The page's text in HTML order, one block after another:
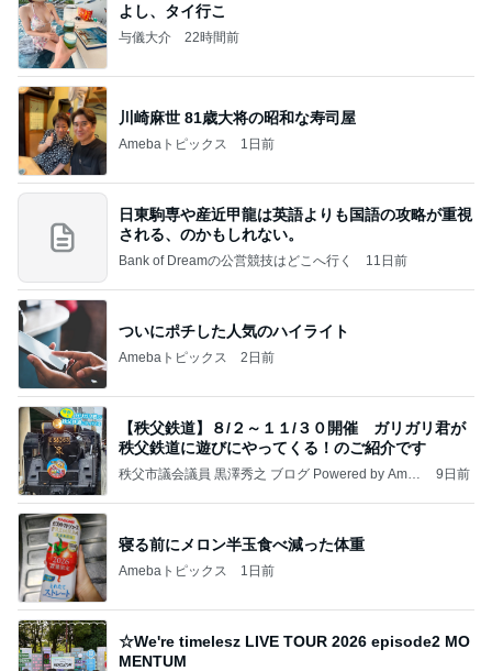
よし、タイ行こ
与儀大介 22時間前
川崎麻世 81歳大将の昭和な寿司屋
Amebaトピックス 1日前
日東駒専や産近甲龍は英語よりも国語の攻略が重視
される、のかもしれない。
Bank of Dreamの公営競技はどこへ行く 11日前
ついにポチした人気のハイライト
Amebaトピックス 2日前
【秩父鉄道】８/２～１１/３０開催 ガリガリ君が
秩父鉄道に遊びにやってくる！のご紹介です
秩父市議会議員 黒澤秀之 ブログ Powered by Ameb
9日前
寝る前にメロン半玉食べ減った体重
Amebaトピックス 1日前
☆We're timelesz LIVE TOUR 2026 episode2 MO
MENTUM